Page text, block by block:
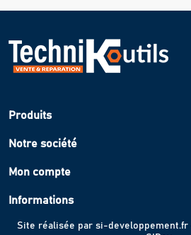
Produits
Notre société
Mon compte
Informations
Site réalisée par si-developpement.fr